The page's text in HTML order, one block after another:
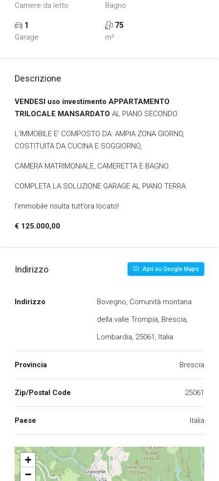
Camere da letto Bagno
1
Garage
75
m²
Descrizione
VENDESI uso investimento APPARTAMENTO
TRILOCALE MANSARDATO AL PIANO SECONDO
L’IMMOBILE E’ COMPOSTO DA: AMPIA ZONA GIORNO,
COSTITUITA DA CUCINA E SOGGIORNO,
CAMERA MATRIMONIALE, CAMERETTA E BAGNO.
COMPLETA LA SOLUZIONE GARAGE AL PIANO TERRA
l’immobile risulta tutt’ora locato!
€ 125.000,00
Indirizzo Apri su Google Maps
Indirizzo
Bovegno, Comunità montana
della valle Trompia, Brescia,
Lombardia, 25061, Italia
Provincia Brescia
Zip/Postal Code 25061
Paese Italia
+
−